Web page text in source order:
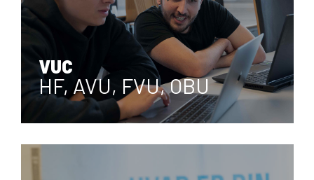
10. KLASSE10KCD & EUD10
VUC
HF, AVU, FVU, OBU